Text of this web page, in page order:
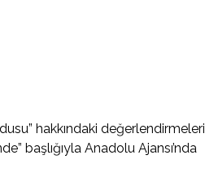
hakkındaki değerlendirmeleri
başlığıyla Anadolu Ajansı’nda